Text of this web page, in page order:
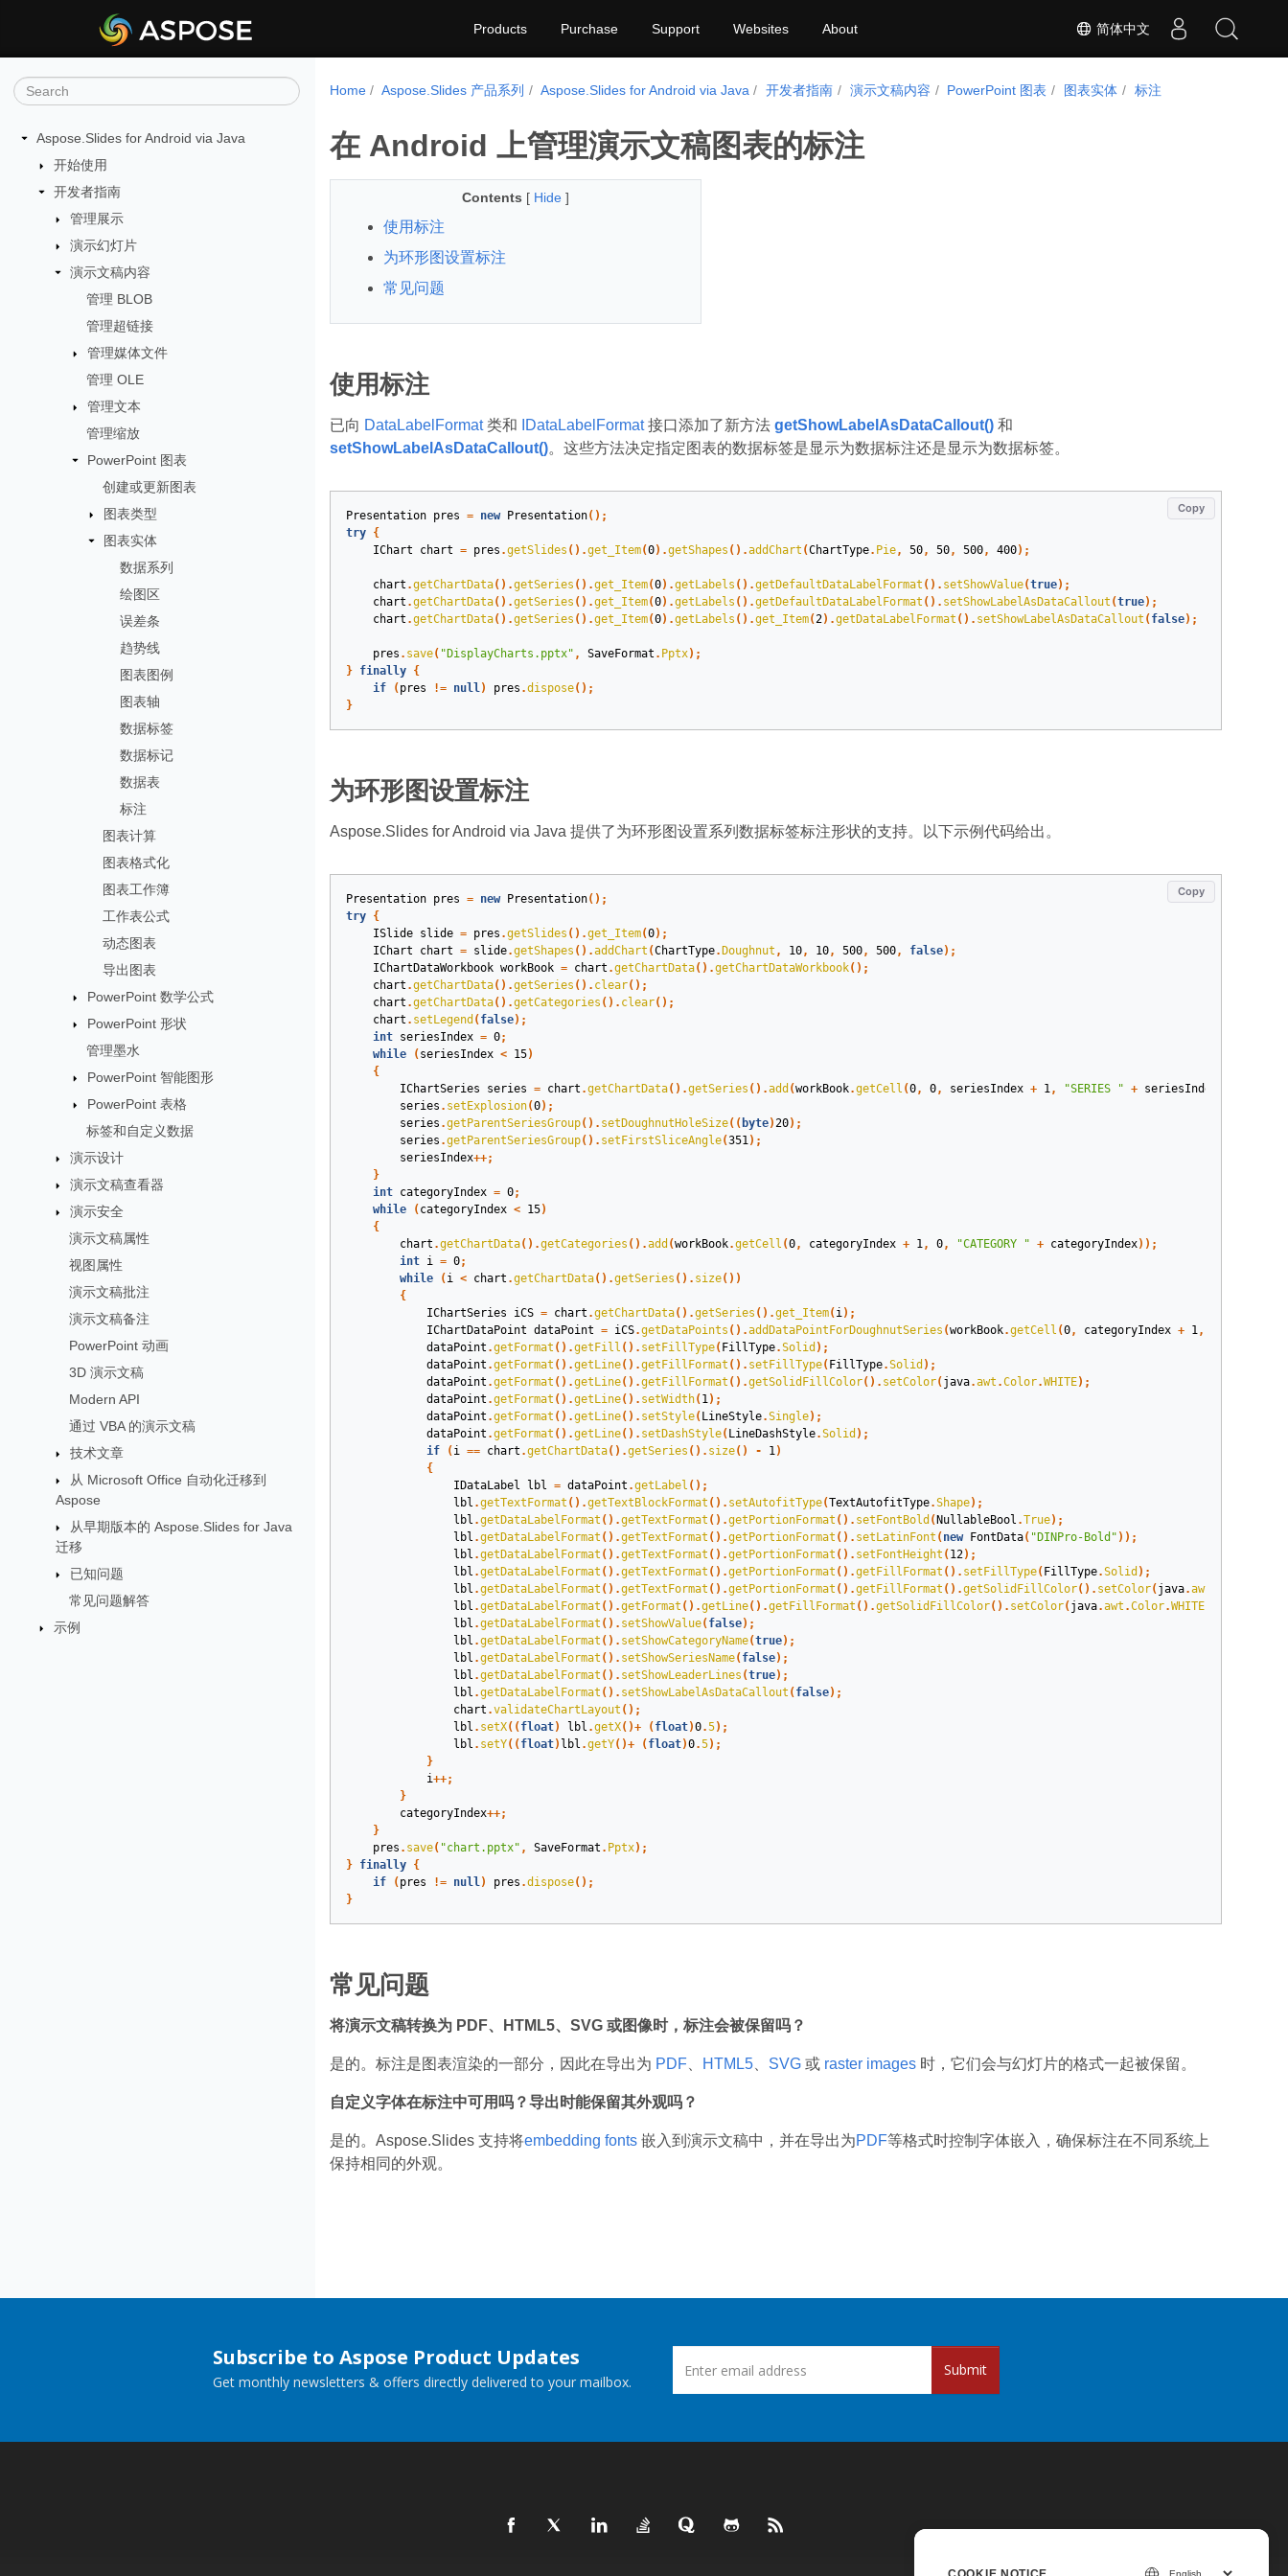
简体中文
Products Purchase Support Websites About
Aspose.Slides for Android via Java
开始使用
开发者指南
管理展示
演示幻灯片
演示文稿内容
管理 BLOB
管理超链接
管理媒体文件
管理 OLE
管理文本
管理缩放
PowerPoint 图表
创建或更新图表
图表类型
图表实体
数据系列
绘图区
误差条
趋势线
图表图例
图表轴
数据标签
数据标记
数据表
标注
图表计算
图表格式化
图表工作簿
工作表公式
动态图表
导出图表
PowerPoint 数学公式
PowerPoint 形状
管理墨水
PowerPoint 智能图形
PowerPoint 表格
标签和自定义数据
演示设计
演示文稿查看器
演示安全
演示文稿属性
视图属性
演示文稿批注
演示文稿备注
PowerPoint 动画
3D 演示文稿
Modern API
通过 VBA 的演示文稿
技术文章
从 Microsoft Office 自动化迁移到
Aspose
从早期版本的 Aspose.Slides for Java
迁移
已知问题
常见问题解答
示例
Home Aspose.Slides 产品系列 Aspose.Slides for Android via Java 开发者指南 演示文稿内容 PowerPoint 图表 图表实体 标注
在 Android 上管理演示文稿图表的标注
Contents [ Hide ]
使用标注
为环形图设置标注
常见问题
使用标注
已向 DataLabelFormat类和 IDataLabelFormat接口添加了新方法 getShowLabelAsDataCallout()和
setShowLabelAsDataCallout()。这些方法决定指定图表的数据标签是显示为数据标注还是显示为数据标签。
Copy
Presentation pres = new Presentation();
try
{
IChart
chart = pres .getSlides ().get_Item(0).getShapes ().addChart (ChartType. Pie, 50, 50, 500, 400);
chart .getChartData().getSeries ().get_Item(0).getLabels ().getDefaultDataLabelFormat (). setShowValue(true);
chart .getChartData().getSeries ().get_Item(0).getLabels ().getDefaultDataLabelFormat (). setShowLabelAsDataCallout (true);
chart .getChartData().getSeries ().get_Item(0).getLabels ().get_Item(2).getDataLabelFormat (). setShowLabelAsDataCallout ( false);
pres . save( "DisplayCharts.pptx" , SaveFormat . Pptx);
}
finally
{
if
( pres != null) pres .dispose();
}
为环形图设置标注
Aspose.Slides for Android via Java 提供了为环形图设置系列数据标签标注形状的支持。以下示例代码给出。
Copy
Presentation pres = new Presentation();
try
{
ISlide
slide = pres .getSlides ().get_Item(0);
IChart
chart = slide.getShapes ().addChart (ChartType. Doughnut , 10, 10, 500, 500, false);
IChartDataWorkbook workBook = chart .getChartData().getChartDataWorkbook();
chart .getChartData().getSeries (). clear();
chart .getChartData().getCategories (). clear();
chart . setLegend ( false);
int
seriesIndex = 0;
while
( seriesIndex < 15)
{
IChartSeries
series = chart .getChartData().getSeries ().add (workBook.getCell (0, 0, seriesIndex + 1, "SERIES " + seriesIndex
series . setExplosion(0);
series .getParentSeriesGroup(). setDoughnutHoleSize(( byte)20);
series .getParentSeriesGroup(). setFirstSliceAngle(351);
seriesIndex++;
}
int
categoryIndex = 0;
while
( categoryIndex < 15)
{
chart .getChartData().getCategories ().add (workBook.getCell (0, categoryIndex + 1, 0, "CATEGORY " + categoryIndex));
int
i = 0;
while
( i < chart .getChartData().getSeries (). size())
{
IChartSeries
iCS = chart .getChartData().getSeries ().get_Item( i);
IChartDataPoint dataPoint = iCS.getDataPoints ().addDataPointForDoughnutSeries (workBook.getCell (0, categoryIndex + 1,
dataPoint .getFormat ().getFill (). setFillType( FillType.Solid );
dataPoint .getFormat ().getLine().getFillFormat (). setFillType( FillType.Solid );
dataPoint .getFormat ().getLine().getFillFormat ().getSolidFillColor(). setColor( java.awt .Color.WHITE);
dataPoint .getFormat ().getLine(). setWidth( 1);
dataPoint .getFormat ().getLine(). setStyle( LineStyle.Single);
dataPoint .getFormat ().getLine(). setDashStyle( LineDashStyle.Solid );
if
( i == chart .getChartData().getSeries (). size() - 1)
{
IDataLabel
lbl = dataPoint .getLabel ();
lbl .getTextFormat ().getTextBlockFormat (). setAutofitType(TextAutofitType.Shape);
lbl .getDataLabelFormat ().getTextFormat ().getPortionFormat (). setFontBold ( NullableBool .True);
lbl .getDataLabelFormat ().getTextFormat ().getPortionFormat (). setLatinFont ( new FontData( "DINPro-Bold" ));
lbl .getDataLabelFormat ().getTextFormat ().getPortionFormat (). setFontHeight ( 12);
lbl .getDataLabelFormat ().getTextFormat ().getPortionFormat ().getFillFormat (). setFillType( FillType.Solid );
lbl .getDataLabelFormat ().getTextFormat ().getPortionFormat ().getFillFormat ().getSolidFillColor(). setColor( java.awt
lbl .getDataLabelFormat ().getFormat ().getLine().getFillFormat ().getSolidFillColor(). setColor( java.awt .Color.WHITE);
lbl .getDataLabelFormat (). setShowValue( false);
lbl .getDataLabelFormat (). setShowCategoryName(true);
lbl .getDataLabelFormat (). setShowSeriesName( false);
lbl .getDataLabelFormat (). setShowLeaderLines (true);
lbl .getDataLabelFormat (). setShowLabelAsDataCallout ( false);
chart .validateChartLayout ();
lbl . setX(( float) lbl .getX()+ ( float)0.5);
lbl . setY(( float) lbl .getY()+ ( float)0.5);
}
i++;
}
categoryIndex++;
}
pres . save( "chart.pptx" , SaveFormat . Pptx);
}
finally
{
if
( pres != null) pres .dispose();
}
常见问题
将演示文稿转换为 PDF、HTML5、SVG 或图像时，标注会被保留吗？
是的。标注是图表渲染的一部分，因此在导出为 PDF、 HTML5、 SVG或 raster images时，它们会与幻灯片的格式一起被保留。
自定义字体在标注中可用吗？导出时能保留其外观吗？
是的。Aspose.Slides 支持将embedding fonts嵌入到演示文稿中，并在导出为PDF等格式时控制字体嵌入，确保标注在不同系统上
保持相同的外观。
Subscribe to Aspose Product Updates
Get monthly newsletters & offers directly delivered to your mailbox.
Submit